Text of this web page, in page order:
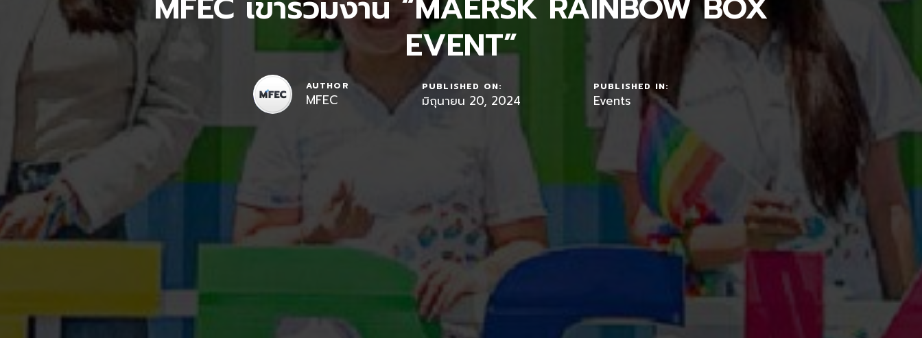
EVENT”
AUTHOR
MFEC
PUBLISHED ON:
มิถุนายน 20, 2024
PUBLISHED IN:
Events